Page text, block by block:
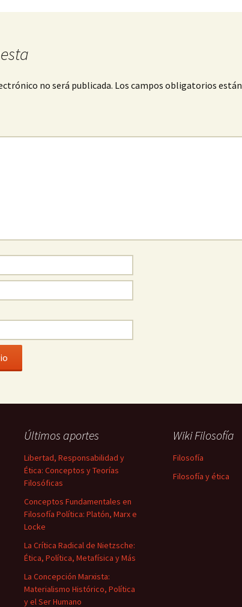
no será publicada. Los campos obligatorios están
Últimos aportes
Libertad, Responsabilidad y
Ética: Conceptos y Teorías
Filosóficas
Conceptos Fundamentales en
Filosofía Política: Platón, Marx e
Locke
La Crítica Radical de Nietzsche:
Ética, Política, Metafísica y Más
La Concepción Marxista:
Materialismo Histórico, Política
y el Ser Humano
Wiki Filosofía
Filosofía
Filosofía y ética